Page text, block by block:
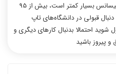
کنکور ارشد کامپیوتر نسبت به کنکور لیسانس بسیار کمتر است، بیش از 95
قبولی در دانشگاه‌های تاپ
شوید احتمالا بدنبال کارهای دیگری و
و پیروز باشید